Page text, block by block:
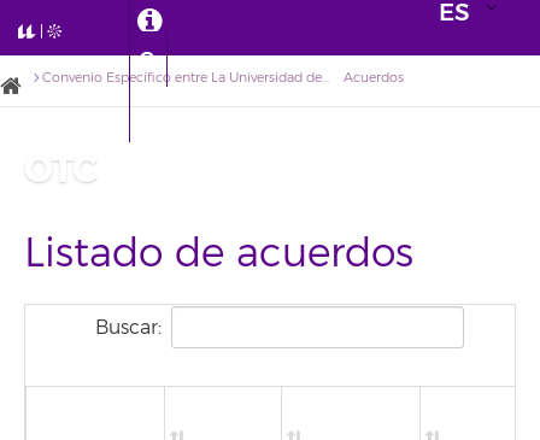
ES
Convenio Específico entre La Universidad de La Laguna y la Fundación Palarq Acuerdos
OTC
Listado de acuerdos
Buscar: